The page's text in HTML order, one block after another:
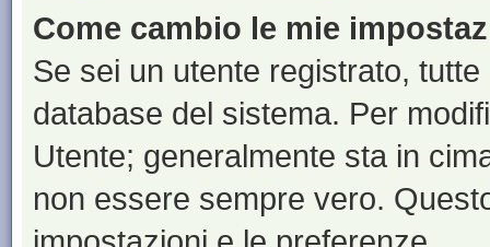
Come cambio le mie
Se sei un utente registrato,
database del sistema. Per
Utente; generalmente sta in
non essere sempre vero.